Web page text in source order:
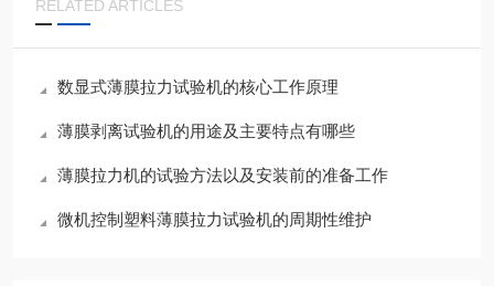
RELATED ARTICLES
数显式薄膜拉力试验机的核心工作原理
薄膜剥离试验机的用途及主要特点有哪些
薄膜拉力机的试验方法以及安装前的准备工作
微机控制塑料薄膜拉力试验机的周期性维护